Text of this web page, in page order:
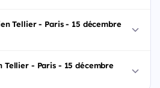
Tellier - Paris - 15 décembre
Tellier - Paris - 15 décembre